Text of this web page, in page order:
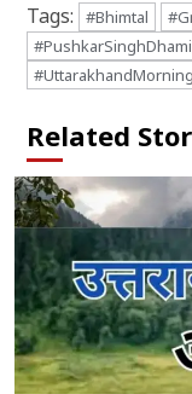
Tags: #Bhimtal
#PushkarSinghDhami
Related